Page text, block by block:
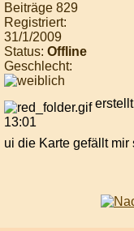
Beiträge 829
Registriert:
31/1/2009
Status: Offline
Geschlecht:
erstellt
13:01
ui die Karte gefällt mir